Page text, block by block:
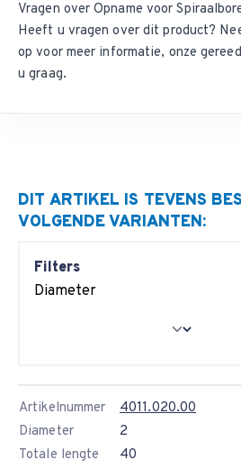
Vragen over Opname voor
Heeft u vragen over dit product?
op voor meer informatie, onze
u graag.
DIT ARTIKEL IS TEVENS
VOLGENDE VARIANTEN:
Filters
Diameter
Artikelnummer
4011.020.00
Diameter
2
Totale lengte
40